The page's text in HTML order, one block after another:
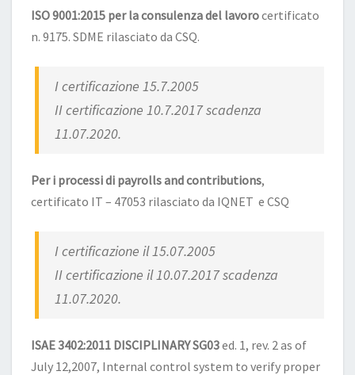
ISO 9001:2015 per la consulenza del lavorocertificato
n. 9175. SDME rilasciato da CSQ.
I certificazione 15.7.2005
II certificazione 10.7.2017 scadenza
11.07.2020.
Per i processi di payrolls and contributions,
certificato IT – 47053 rilasciato da IQNET e CSQ
I certificazione il 15.07.2005
II certificazione il 10.07.2017 scadenza
11.07.2020.
ISAE 3402:2011 DISCIPLINARY SG03ed. 1, rev. 2 as of
July 12,2007, Internal control system to verify proper